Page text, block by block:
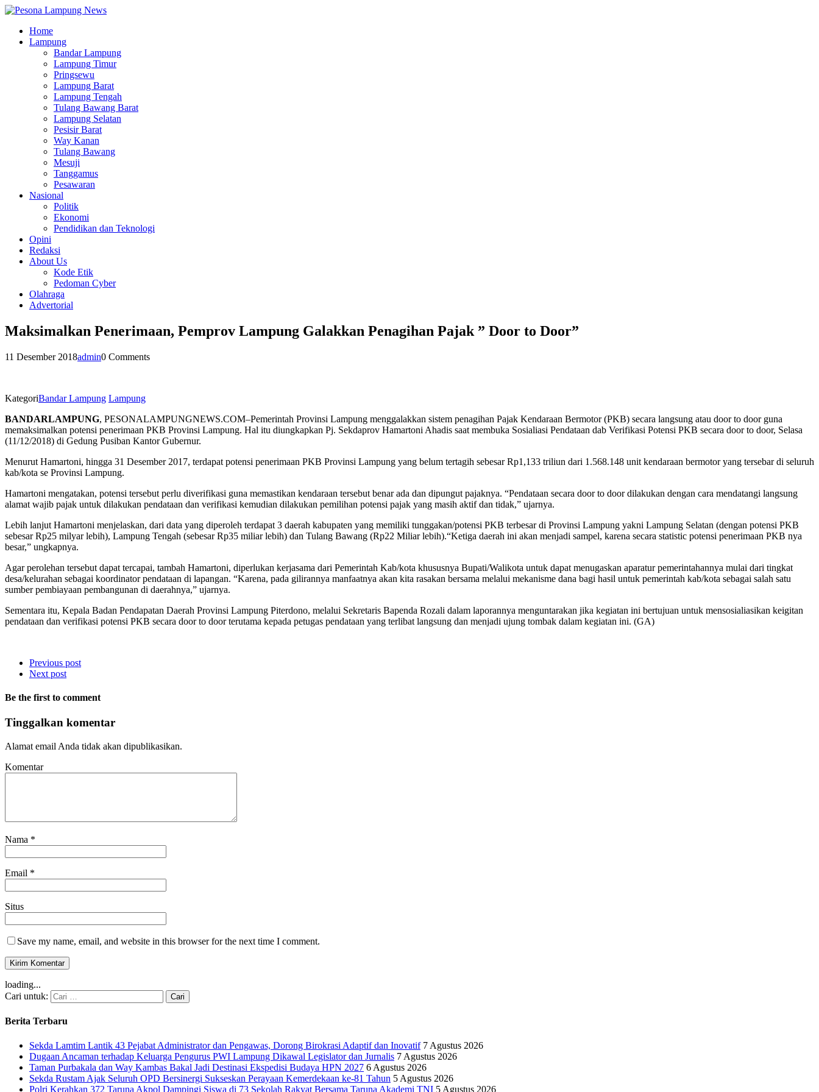
Home
Lampung
Bandar Lampung
Lampung Timur
Pringsewu
Lampung Barat
Lampung Tengah
Tulang Bawang Barat
Lampung Selatan
Pesisir Barat
Way Kanan
Tulang Bawang
Mesuji
Tanggamus
Pesawaran
Nasional
Politik
Ekonomi
Pendidikan dan Teknologi
Opini
Redaksi
About Us
Kode Etik
Pedoman Cyber
Olahraga
Advertorial
Maksimalkan Penerimaan, Pemprov Lampung Galakkan Penagihan Pajak ” Door to Door”
11 Desember 2018admin0 Comments
KategoriBandar Lampung Lampung
BANDARLAMPUNG, PESONALAMPUNGNEWS.COM–Pemerintah Provinsi Lampung menggalakkan sistem penagihan Pajak Kendaraan Bermotor (PKB) secara langsung atau door to door guna
memaksimalkan potensi penerimaan PKB Provinsi Lampung. Hal itu diungkapkan Pj. Sekdaprov Hamartoni Ahadis saat membuka Sosialiasi Pendataan dab Verifikasi Potensi PKB secara door to door, Selasa
(11/12/2018) di Gedung Pusiban Kantor Gubernur.
Menurut Hamartoni, hingga 31 Desember 2017, terdapat potensi penerimaan PKB Provinsi Lampung yang belum tertagih sebesar Rp1,133 triliun dari 1.568.148 unit kendaraan bermotor yang tersebar di seluruh
kab/kota se Provinsi Lampung.
Hamartoni mengatakan, potensi tersebut perlu diverifikasi guna memastikan kendaraan tersebut benar ada dan dipungut pajaknya. “Pendataan secara door to door dilakukan dengan cara mendatangi langsung
alamat wajib pajak untuk dilakukan pendataan dan verifikasi kemudian dilakukan pemilihan potensi pajak yang masih aktif dan tidak,” ujarnya.
Lebih lanjut Hamartoni menjelaskan, dari data yang diperoleh terdapat 3 daerah kabupaten yang memiliki tunggakan/potensi PKB terbesar di Provinsi Lampung yakni Lampung Selatan (dengan potensi PKB
sebesar Rp25 milyar lebih), Lampung Tengah (sebesar Rp35 miliar lebih) dan Tulang Bawang (Rp22 Miliar lebih).“Ketiga daerah ini akan menjadi sampel, karena secara statistic potensi penerimaan PKB nya
besar,” ungkapnya.
Agar perolehan tersebut dapat tercapai, tambah Hamartoni, diperlukan kerjasama dari Pemerintah Kab/kota khususnya Bupati/Walikota untuk dapat menugaskan aparatur pemerintahannya mulai dari tingkat
desa/kelurahan sebagai koordinator pendataan di lapangan. “Karena, pada gilirannya manfaatnya akan kita rasakan bersama melalui mekanisme dana bagi hasil untuk pemerintah kab/kota sebagai salah satu
sumber pembiayaan pembangunan di daerahnya,” ujarnya.
Sementara itu, Kepala Badan Pendapatan Daerah Provinsi Lampung Piterdono, melalui Sekretaris Bapenda Rozali dalam laporannya menguntarakan jika kegiatan ini bertujuan untuk mensosialiasikan keigitan
pendataan dan verifikasi potensi PKB secara door to door terutama kepada petugas pendataan yang terlibat langsung dan menjadi ujung tombak dalam kegiatan ini. (GA)
Previous post
Next post
Be the first to comment
Tinggalkan komentar
Alamat email Anda tidak akan dipublikasikan.
Komentar
Nama *
Email *
Situs
Save my name, email, and website in this browser for the next time I comment.
loading...
Cari untuk:
Berita Terbaru
Sekda Lamtim Lantik 43 Pejabat Administrator dan Pengawas, Dorong Birokrasi Adaptif dan Inovatif 7 Agustus 2026
Dugaan Ancaman terhadap Keluarga Pengurus PWI Lampung Dikawal Legislator dan Jurnalis 7 Agustus 2026
Taman Purbakala dan Way Kambas Bakal Jadi Destinasi Ekspedisi Budaya HPN 2027 6 Agustus 2026
Sekda Rustam Ajak Seluruh OPD Bersinergi Sukseskan Perayaan Kemerdekaan ke-81 Tahun 5 Agustus 2026
Polri Kerahkan 372 Taruna Akpol Dampingi Siswa di 73 Sekolah Rakyat Bersama Taruna Akademi TNI 5 Agustus 2026